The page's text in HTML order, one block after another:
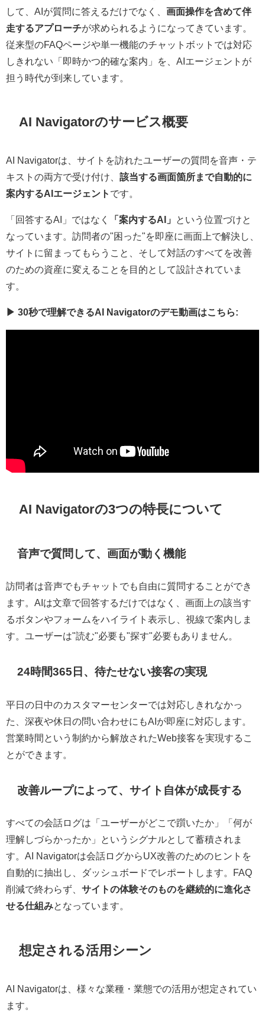
して、AIが質問に答えるだけでなく、 画面操作を含めて伴
走するアプローチが求められるようになってきています。
従来型のFAQページや単一機能のチャットボットでは対応
しきれない「即時かつ的確な案内」を、AIエージェントが
担う時代が到来しています。
AI Navigatorのサービス概要
AI Navigatorは、サイトを訪れたユーザーの質問を音声・テ
キストの両方で受け付け、 該当する画面箇所まで自動的に
案内するAIエージェント です。
「回答するAI」ではなく 「案内するAI」
という位置づけと
なっています。訪問者の"困った"を即座に画面上で解決し、
サイトに留まってもらうこと、そして対話のすべてを改善
のための資産に変えることを目的として設計されていま
す。
▶ 30秒で理解できるAI Navigatorのデモ動画はこちら:
AI Navigatorの3つの特長について
音声で質問して、画面が動く機能
訪問者は音声でもチャットでも自由に質問することができ
ます。AIは文章で回答するだけではなく、画面上の該当す
るボタンやフォームをハイライト表示し、視線で案内しま
す。ユーザーは"読む"必要も"探す"必要もありません。
24時間365日、待たせない接客の実現
平日の日中のカスタマーセンターでは対応しきれなかっ
た、深夜や休日の問い合わせにもAIが即座に対応します。
営業時間という制約から解放されたWeb接客を実現するこ
とができます。
改善ループによって、サイト自体が成長する
すべての会話ログは「ユーザーがどこで躓いたか」「何が
理解しづらかったか」というシグナルとして蓄積されま
す。AI Navigatorは会話ログからUX改善のためのヒントを
自動的に抽出し、ダッシュボードでレポートします。FAQ
削減で終わらず、 サイトの体験そのものを継続的に進化さ
せる仕組みとなっています。
想定される活用シーン
AI Navigatorは、様々な業種・業態での活用が想定されてい
ます。